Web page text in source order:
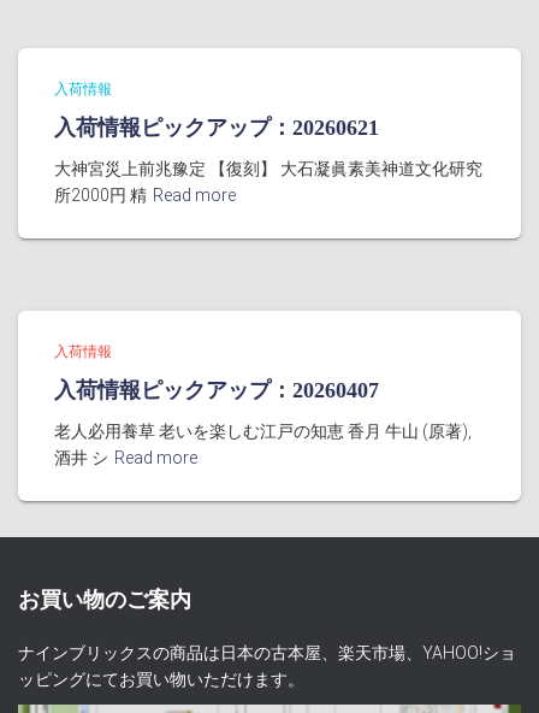
入荷情報
入荷情報ピックアップ：20260621
大神宮災上前兆豫定 【復刻】 大石凝眞素美神道文化研究
所2000円 精 Read more
入荷情報
入荷情報ピックアップ：20260407
老人必用養草 老いを楽しむ江戸の知恵 香月 牛山 (原著),
酒井 シ Read more
お買い物のご案内
ナインブリックスの商品は日本の古本屋、楽天市場、YAHOO!ショ
ッピングにてお買い物いただけます。